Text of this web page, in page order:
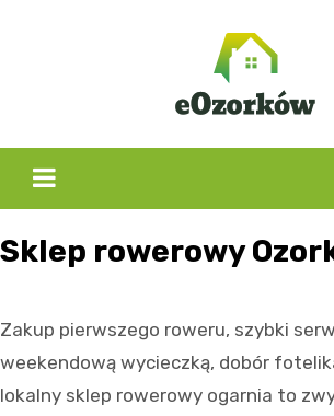
Sklep rowerowy
Zakup pierwszego roweru, szybki
weekendową wycieczką, dobór
lokalny sklep rowerowy ogarnia to